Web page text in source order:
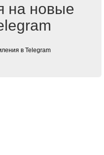
на новые
в Telegram